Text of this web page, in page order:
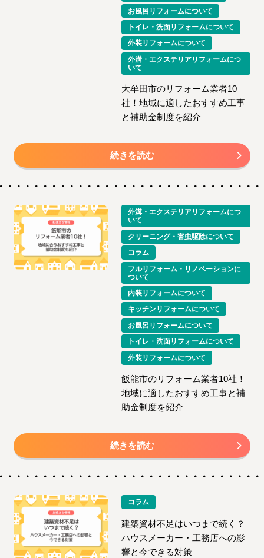
お風呂リフォームについて
トイレ・洗面リフォームについて
外装リフォームについて
外溝・エクステリアリフォームにつ
いて
大牟田市のリフォーム業者10
社！地域に適したおすすめ工事
と補助金制度を紹介
続きを読む
外溝・エクステリアリフォームにつ
いて
クリーニング・害虫駆除について
コラム
フルリフォーム・リノベーションに
ついて
内装リフォームについて
キッチンリフォームについて
お風呂リフォームについて
トイレ・洗面リフォームについて
外装リフォームについて
飯能市のリフォーム業者10社！
地域に適したおすすめ工事と補
助金制度を紹介
続きを読む
コラム
建築資材不足はいつまで続く？
ハウスメーカー・工務店への影
響と今できる対策